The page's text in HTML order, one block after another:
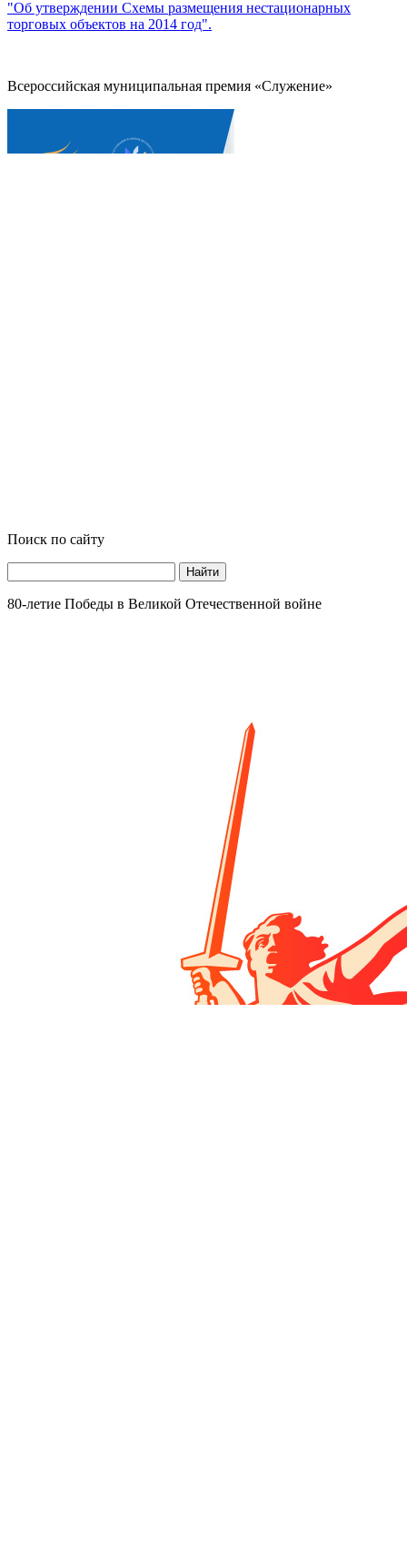
"Об утверждении Схемы размещения нестационарных
торговых объектов на 2014 год".
Всероссийская муниципальная премия «Служение»
Поиск по сайту
Найти
80-летие Победы в Великой Отечественной войне